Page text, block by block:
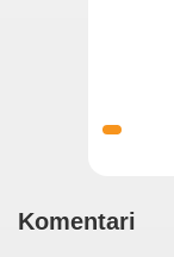
Komentari